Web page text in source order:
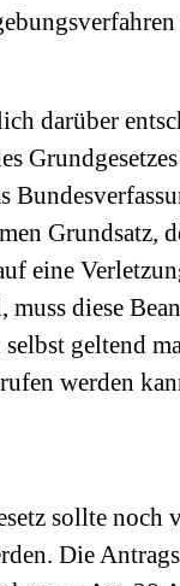
darüber
Grundsatz,
eine
diese
geltend
werden
sollte noch
Die